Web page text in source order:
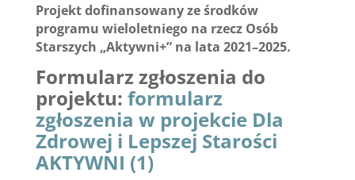
Projekt dofinansowany ze środków
programu wieloletniego na rzecz Osób
Starszych „Aktywni+” na lata 2021–2025.
Formularz zgłoszenia do
projektu: formularz
zgłoszenia w projekcie Dla
Zdrowej i Lepszej Starości
AKTYWNI (1)